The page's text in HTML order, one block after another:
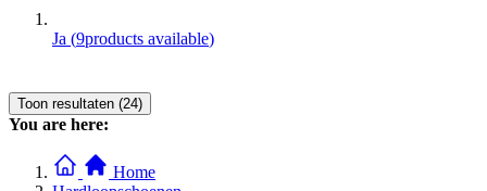
Ja (9products available)
Toon resultaten (24)
You are here:
Home